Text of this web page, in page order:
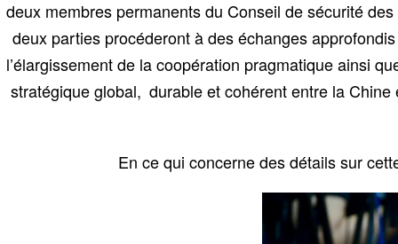
deux membres permanents du Conseil de sécurité
deux parties procéderont à des échanges
l’élargissement de la coopération pragmatique ainsi
stratégique global, durable et cohérent entre la
En ce qui concerne des détails sur